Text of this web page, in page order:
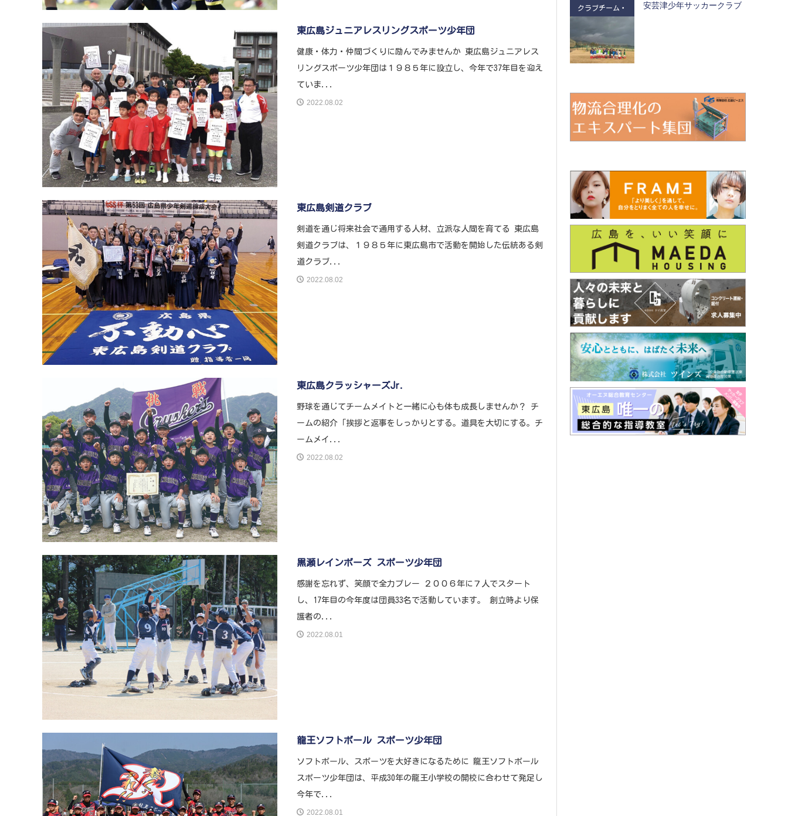
東広島ジュニアレスリングスポーツ少年団
健康・体力・仲間づくりに励んでみませんか 東広島ジュニアレス
リングスポーツ少年団は１９８５年に設立し、今年で37年目を迎え
ていま...
2022.08.02
東広島剣道クラブ
剣道を通じ将来社会で通用する人材、立派な人間を育てる 東広島
剣道クラブは、１９８５年に東広島市で活動を開始した伝統ある剣
道クラブ...
2022.08.02
東広島クラッシャーズJr.
野球を通じてチームメイトと一緒に心も体も成長しませんか？ チ
ームの紹介「挨拶と返事をしっかりとする。道具を大切にする。チ
ームメイ...
2022.08.02
黒瀬レインボーズ スポーツ少年団
感謝を忘れず、笑顔で全力プレー ２００６年に７人でスタート
し、17年目の今年度は団員33名で活動しています。 創立時より保
護者の...
2022.08.01
龍王ソフトボール スポーツ少年団
ソフトボール、スポーツを大好きになるために 龍王ソフトボール
スポーツ少年団は、平成30年の龍王小学校の開校に合わせて発足し
今年で...
2022.08.01
クラブチーム・ 安芸津少年サッカークラブ